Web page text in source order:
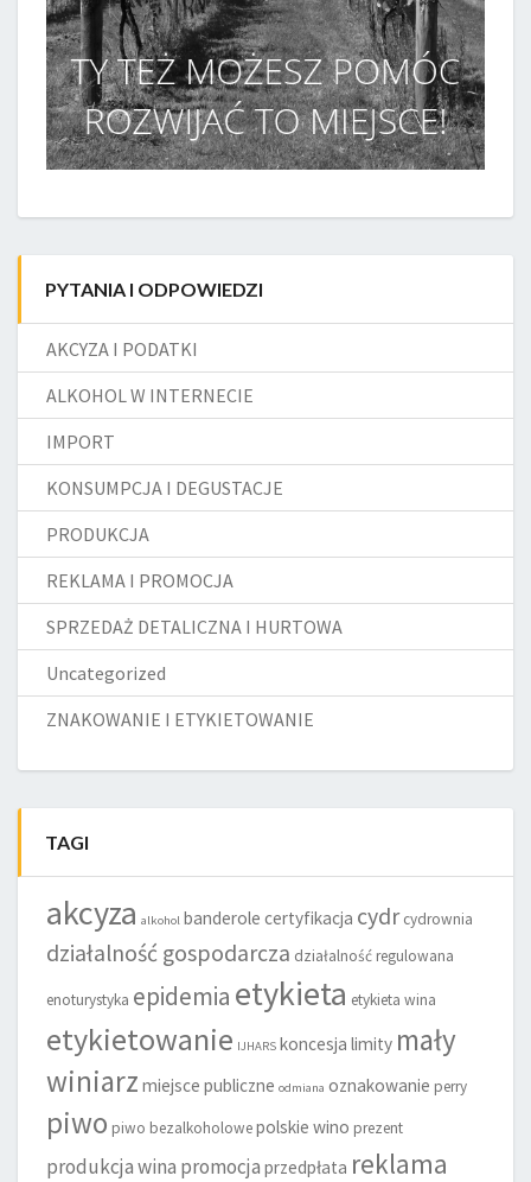
PYTANIA I ODPOWIEDZI
AKCYZA I PODATKI
ALKOHOL W INTERNECIE
IMPORT
KONSUMPCJA I DEGUSTACJE
PRODUKCJA
REKLAMA I PROMOCJA
SPRZEDAŻ DETALICZNA I HURTOWA
Uncategorized
ZNAKOWANIE I ETYKIETOWANIE
TAGI
akcyza alkohol banderole certyfikacja cydr cydrownia
działalność gospodarcza działalność regulowana
enoturystyka epidemia etykieta etykieta wina
etykietowanie IJHARS koncesja limity mały
winiarz miejsce publiczne odmiana oznakowanie perry
piwo piwo bezalkoholowepolskie wino prezent
produkcja wina promocja przedpłata reklama